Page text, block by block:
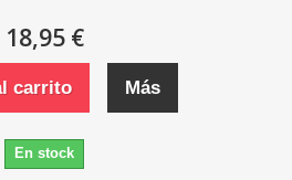
18,95 €
carrito Más
En stock